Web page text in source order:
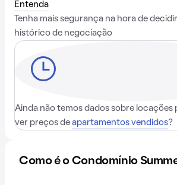
Entenda
Tenha mais segurança na hora de
histórico de negociação
Ainda não temos dados sobre locações
ver preços de apartamentos vendidos?
Como é o Condomínio